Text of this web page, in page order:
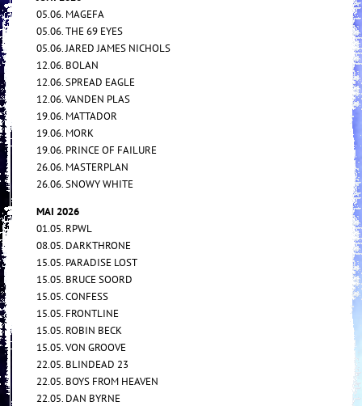
05.06. MAGEFA
05.06. THE 69 EYES
05.06. JARED JAMES NICHOLS
12.06. BOLAN
12.06. SPREAD EAGLE
12.06. VANDEN PLAS
19.06. MATTADOR
19.06. MORK
19.06. PRINCE OF FAILURE
26.06. MASTERPLAN
26.06. SNOWY WHITE
MAI 2026
01.05. RPWL
08.05. DARKTHRONE
15.05. PARADISE LOST
15.05. BRUCE SOORD
15.05. CONFESS
15.05. FRONTLINE
15.05. ROBIN BECK
15.05. VON GROOVE
22.05. BLINDEAD 23
22.05. BOYS FROM HEAVEN
22.05. DAN BYRNE